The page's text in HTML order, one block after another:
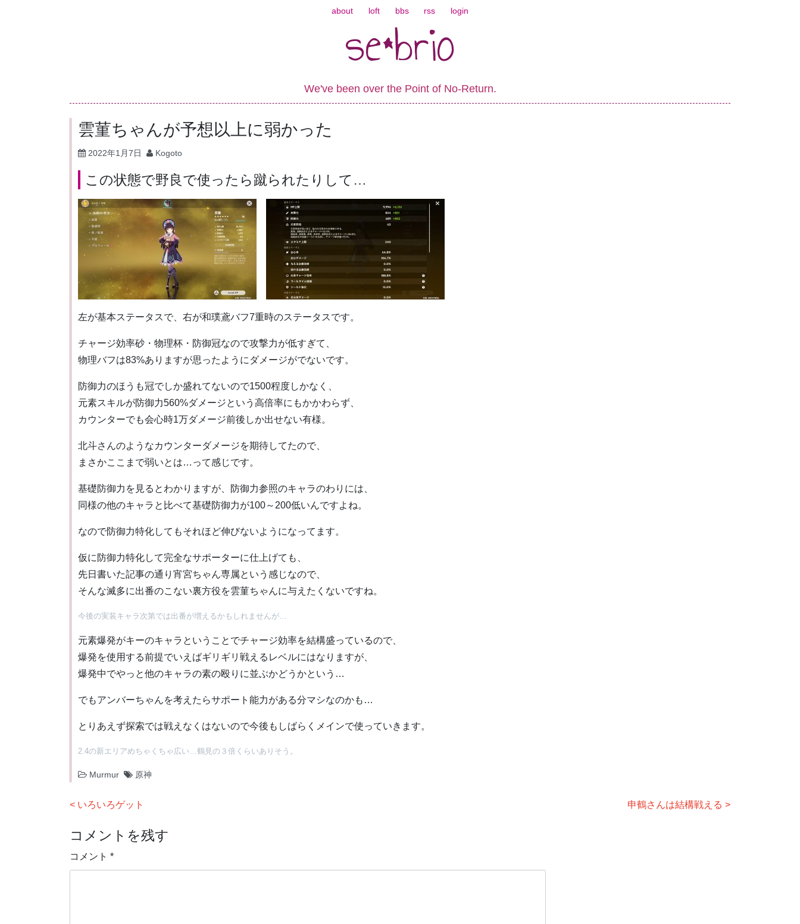
about loft bbs rss login
se*brio
We've been over the Point of No-Return.
雲菫ちゃんが予想以上に弱かった
2022年1月7日 Kogoto
この状態で野良で使ったら蹴られたりして…
左が基本ステータスで、右が和璞鳶バフ7重時のステータスです。
チャージ効率砂・物理杯・防御冠なので攻撃力が低すぎて、
物理バフは83%ありますが思ったようにダメージがでないです。
防御力のほうも冠でしか盛れてないので1500程度しかなく、
元素スキルが防御力560%ダメージという高倍率にもかかわらず、
カウンターでも会心時1万ダメージ前後しか出せない有様。
北斗さんのようなカウンターダメージを期待してたので、
まさかここまで弱いとは…って感じです。
基礎防御力を見るとわかりますが、防御力参照のキャラのわりには、
同様の他のキャラと比べて基礎防御力が100～200低いんですよね。
なので防御力特化してもそれほど伸びないようになってます。
仮に防御力特化して完全なサポーターに仕上げても、
先日書いた記事の通り宵宮ちゃん専属という感じなので、
そんな滅多に出番のこない裏方役を雲菫ちゃんに与えたくないですね。
今後の実装キャラ次第では出番が増えるかもしれませんが…
元素爆発がキーのキャラということでチャージ効率を結構盛っているので、
爆発を使用する前提でいえばギリギリ戦えるレベルにはなりますが、
爆発中でやっと他のキャラの素の殴りに並ぶかどうかという…
でもアンバーちゃんを考えたらサポート能力がある分マシなのかも…
とりあえず探索では戦えなくはないので今後もしばらくメインで使っていきます。
2.4の新エリアめちゃくちゃ広い…鶴見の３倍くらいありそう。
Murmur 原神
投
ナ
ビ
ゲ
いろいろゲット 申鶴さんは結構戦える
コメントを残す
コメント *